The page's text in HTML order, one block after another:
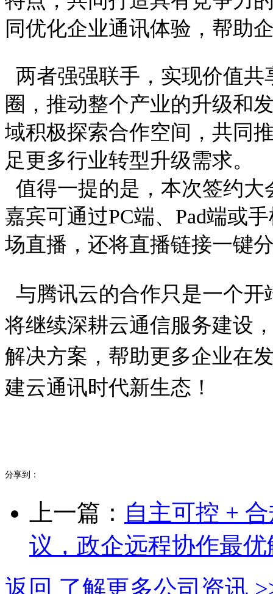
同优化企业通讯体验，帮助
两者强强联手，实现价值
圈，推动整个产业的升级和
域积极探索合作空间，共同
足更多行业转型升级需求。
值得一提的是，本次签约
嘉宾可通过PC端、Pad端或
场直播，还将直播链接一键
与腾讯云的合作只是一个
将继续深耕云通信服务建设
解决方案，帮助更多企业在
建云通讯时代新生态！
分享到：
上一篇： 自主可控 +
议，政企远程协作最优
返回 了解更多公司资讯